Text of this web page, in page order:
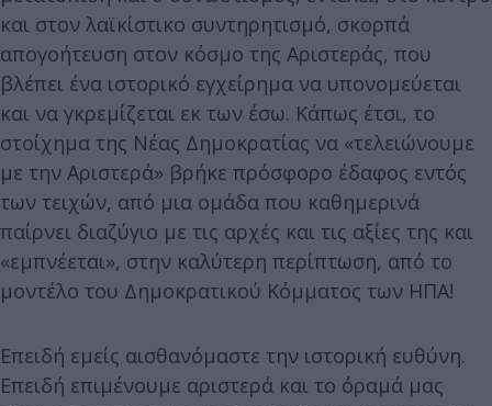
και στον λαϊκίστικο συντηρητισμό, σκορπά
απογοήτευση στον κόσμο της Αριστεράς, που
βλέπει ένα ιστορικό εγχείρημα να υπονομεύεται
και να γκρεμίζεται εκ των έσω. Κάπως έτσι, το
στοίχημα της Νέας Δημοκρατίας να «τελειώνουμε
με την Αριστερά» βρήκε πρόσφορο έδαφος εντός
των τειχών, από μια ομάδα που καθημερινά
παίρνει διαζύγιο με τις αρχές και τις αξίες της και
«εμπνέεται», στην καλύτερη περίπτωση, από το
μοντέλο του Δημοκρατικού Κόμματος των ΗΠΑ!
Επειδή εμείς αισθανόμαστε την ιστορική ευθύνη.
Επειδή επιμένουμε αριστερά και το όραμά μας